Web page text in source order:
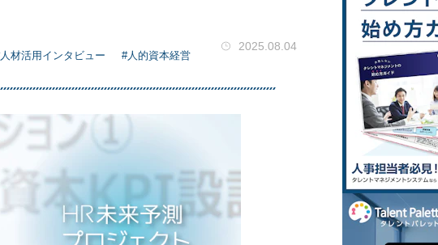
材活用インタビュー
#人的資本経営
2025.08.04